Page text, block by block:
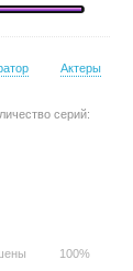
Актеры
серий:
100%